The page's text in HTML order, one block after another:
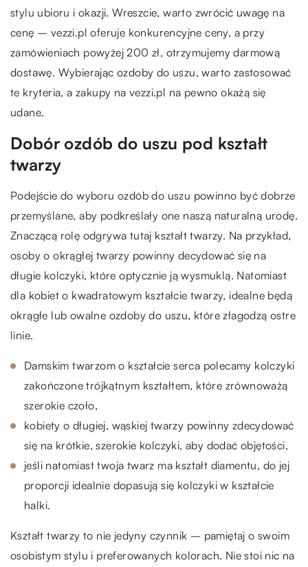
stylu ubioru i okazji. Wreszcie, warto zwrócić uwagę na
cenę – vezzi.pl oferuje konkurencyjne ceny, a przy
zamówieniach powyżej 200 zł, otrzymujemy darmową
dostawę. Wybierając ozdoby do uszu, warto zastosować
te kryteria, a zakupy na vezzi.pl na pewno okażą się
udane.
Dobór ozdób do uszu pod kształt
twarzy
Podejście do wyboru ozdób do uszu powinno być dobrze
przemyślane, aby podkreślały one naszą naturalną urodę.
Znaczącą rolę odgrywa tutaj kształt twarzy. Na przykład,
osoby o okrągłej twarzy powinny decydować się na
długie kolczyki, które optycznie ją wysmuklą. Natomiast
dla kobiet o kwadratowym kształcie twarzy, idealne będą
okrągłe lub owalne ozdoby do uszu, które złagodzą ostre
linie.
Damskim twarzom o kształcie serca polecamy kolczyki
zakończone trójkątnym kształtem, które zrównoważą
szerokie czoło,
kobiety o długiej, wąskiej twarzy powinny zdecydować
się na krótkie, szerokie kolczyki, aby dodać objętości,
jeśli natomiast twoja twarz ma kształt diamentu, do jej
proporcji idealnie dopasują się kolczyki w kształcie
halki.
Kształt twarzy to nie jedyny czynnik – pamiętaj o swoim
osobistym stylu i preferowanych kolorach. Nie stoi nic na